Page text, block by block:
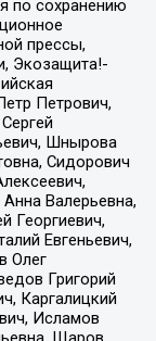
по сохранению
прессы,
Экозащита!-
Петрович,
Шнырова
Сидорович
Валерьевна,
Георгиевич,
Евгеньевич,
Олег
Григорий
Каргалицкий
Исламов